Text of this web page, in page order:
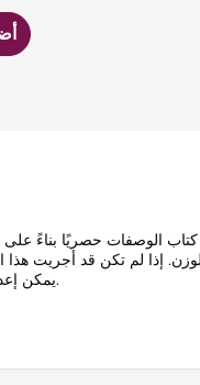
الوصفات حصريًا بناءً على
إذا لم تكن قد أجريت هذا
يمكن إعداد كتاب الوصفات.